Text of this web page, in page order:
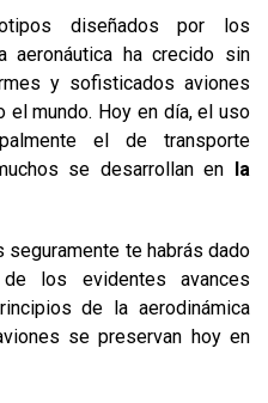
diseñados por los
aeronáutica ha crecido sin
y sofisticados aviones
mundo. Hoy en día, el uso
el de transporte
se desarrollan en
la
te habrás dado
los evidentes avances
de la aerodinámica
se preservan hoy en